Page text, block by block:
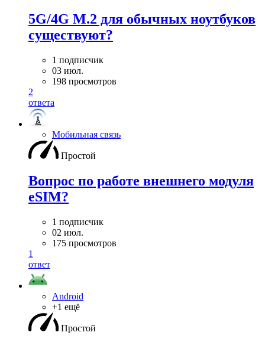
5G/4G M.2 для обычных ноутбуков
существуют?
1 подписчик
03 июл.
198 просмотров
2
ответа
Мобильная связь
Простой
Вопрос по работе внешнего модуля
eSIM?
1 подписчик
02 июл.
175 просмотров
1
ответ
Android
+1 ещё
Простой